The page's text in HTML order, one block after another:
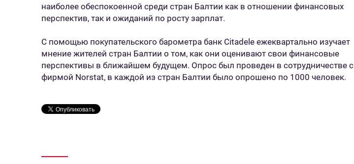
наиболее обеспокоенной среди стран Балтии как в отношении финансовых
перспектив, так и ожиданий по росту зарплат.
С помощью покупательского барометра банк Citadele ежеквартально изучает
мнение жителей стран Балтии о том, как они оценивают свои финансовые
перспективы в ближайшем будущем. Опрос был проведен в сотрудничестве с
фирмой Norstat, в каждой из стран Балтии было опрошено по 1000 человек.